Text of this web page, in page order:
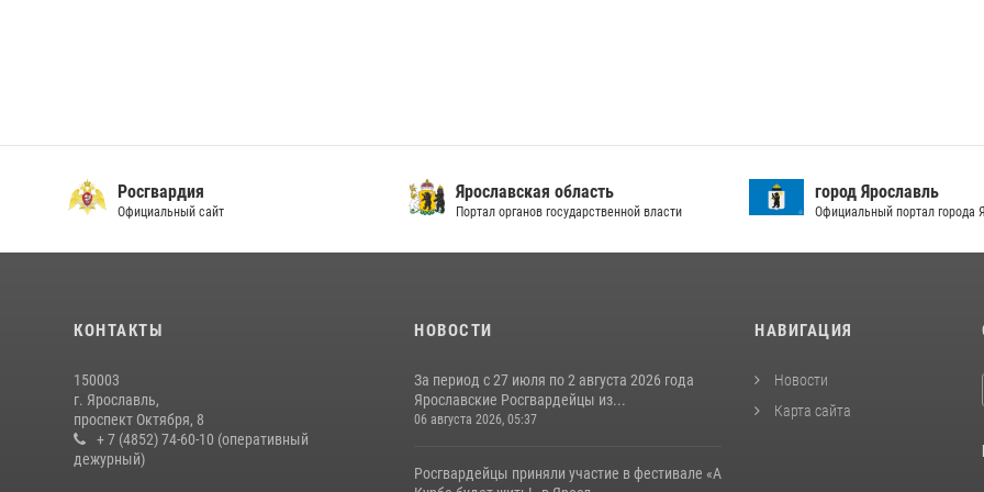
Росгвардия
Официальный сайт
Ярославская область
Портал органов государственной власти
город Ярославль
Официальный портал города
КОНТАКТЫ
150003
г. Ярославль,
проспект Октября, 8
+ 7 (4852) 74-60-10 (оперативный
дежурный)
НОВОСТИ
За период с 27 июля по 2 августа 2026 года
Ярославские Росгвардейцы из...
06 августа 2026, 05:37
Росгвардейцы приняли участие в фестивале «А
НАВИГАЦИЯ
Новости
Карта сайта